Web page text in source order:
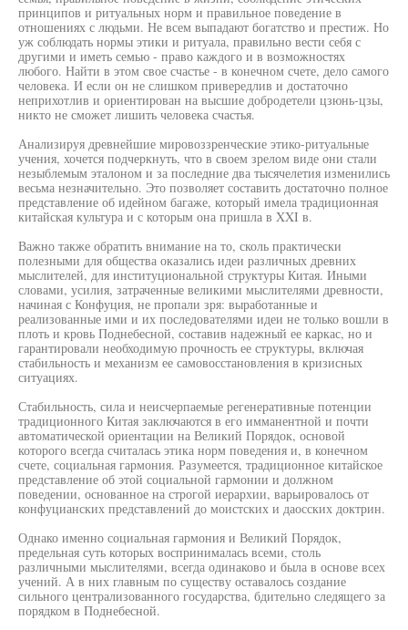
принципов и ритуальных норм и правильное поведение в
отношениях с людьми. Не всем выпадают богатство и престиж. Но
уж соблюдать нормы этики и ритуала, правильно вести себя с
другими и иметь семью - право каждого и в возможностях
любого. Найти в этом свое счастье - в конечном счете, дело самого
человека. И если он не слишком привередлив и достаточно
неприхотлив и ориентирован на высшие добродетели цзюнь-цзы,
никто не сможет лишить человека счастья.
Анализируя древнейшие мировоззренческие этико-ритуальные
учения, хочется подчеркнуть, что в своем зрелом виде они стали
незыблемым эталоном и за последние два тысячелетия изменились
весьма незначительно. Это позволяет составить достаточно полное
представление об идейном багаже, который имела традиционная
китайская культура и с которым она пришла в XXI в.
Важно также обратить внимание на то, сколь практически
полезными для общества оказались идеи различных древних
мыслителей, для институциональной структуры Китая. Иными
словами, усилия, затраченные великими мыслителями древности,
начиная с Конфуция, не пропали зря: выработанные и
реализованные ими и их последователями идеи не только вошли в
плоть и кровь Поднебесной, составив надежный ее каркас, но и
гарантировали необходимую прочность ее структуры, включая
стабильность и механизм ее самовосстановления в кризисных
ситуациях.
Стабильность, сила и неисчерпаемые регенеративные потенции
традиционного Китая заключаются в его имманентной и почти
автоматической ориентации на Великий Порядок, основой
которого всегда считалась этика норм поведения и, в конечном
счете, социальная гармония. Разумеется, традиционное китайское
представление об этой социальной гармонии и должном
поведении, основанное на строгой иерархии, варьировалось от
конфуцианских представлений до моистских и даосских доктрин.
Однако именно социальная гармония и Великий Порядок,
предельная суть которых воспринималась всеми, столь
различными мыслителями, всегда одинаково и была в основе всех
учений. А в них главным по существу оставалось создание
сильного централизованного государства, бдительно следящего за
порядком в Поднебесной.